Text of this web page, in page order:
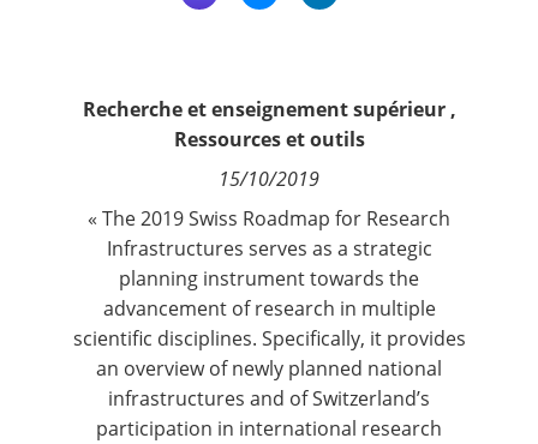
Nous suivre
Recherche et enseignement supérieur,
Ressources et outils
15/10/2019
« The 2019 Swiss Roadmap for Research
Infrastructures serves as a strategic
planning instrument towards the
advancement of research in multiple
scientific disciplines. Specifically, it provides
an overview of newly planned national
infrastructures and of Switzerland’s
participation in international research